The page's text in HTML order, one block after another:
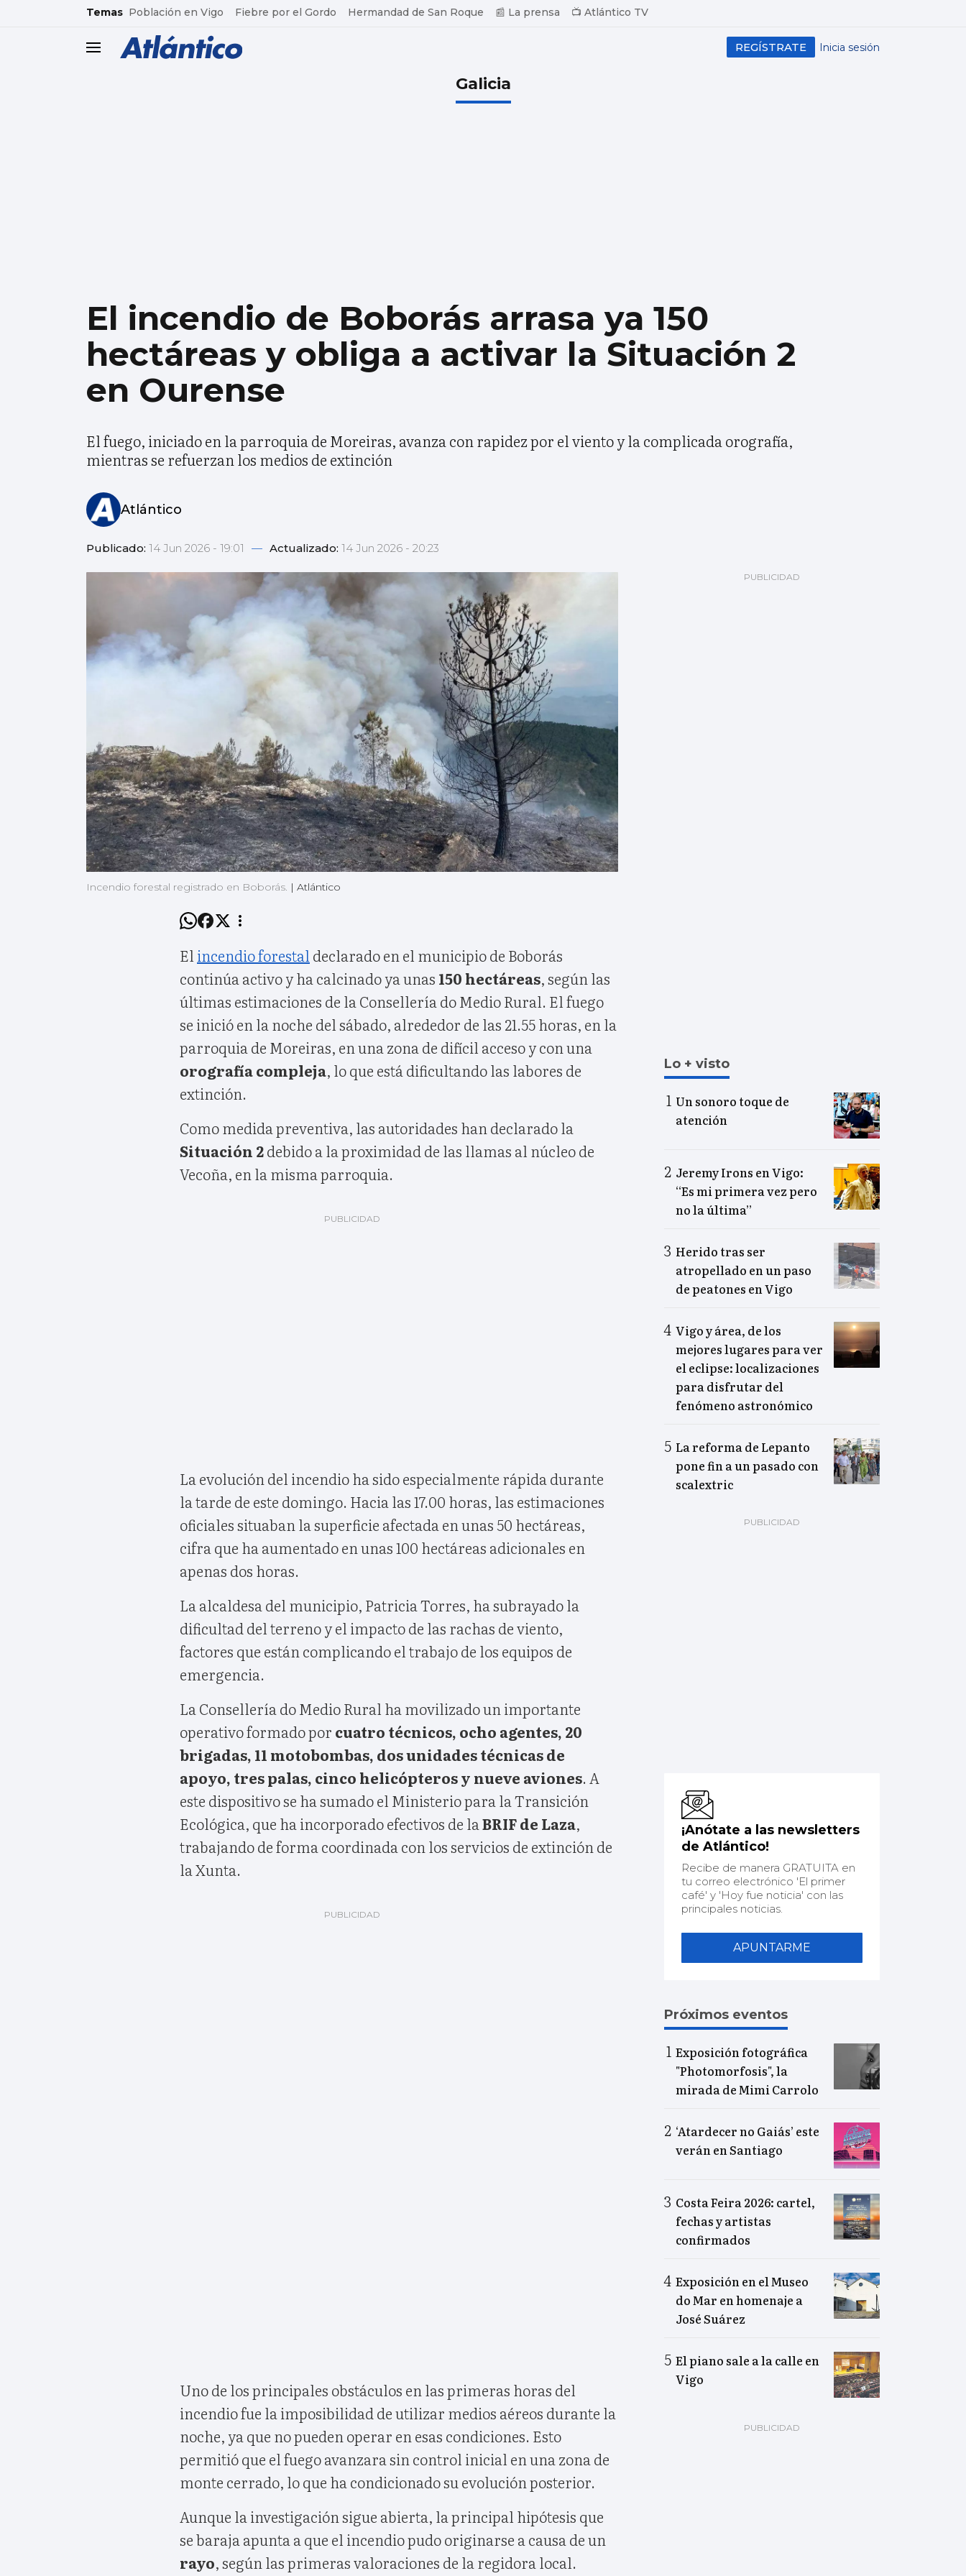
common.go-to-content
Temas Población en Vigo Fiebre por el Gordo Hermandad de San Roque 📰 La prensa 📺 Atlántico TV
header.menu.open Inicia sesión
REGÍSTRATE
Galicia
El incendio de Boborás arrasa ya 150
hectáreas y obliga a activar la Situación 2
en Ourense
El fuego, iniciado en la parroquia de Moreiras, avanza con rapidez por el viento y la complicada orografía,
mientras se refuerzan los medios de extinción
Atlántico
Publicado: 14 Jun 2026 - 19:01 — Actualizado: 14 Jun 2026 - 20:23
Incendio forestal registrado en Boborás. | Atlántico
El incendio forestal declarado en el municipio de Boborás
continúa activo y ha calcinado ya unas 150 hectáreas, según las
últimas estimaciones de la Consellería do Medio Rural. El fuego
se inició en la noche del sábado, alrededor de las 21.55 horas, en la
parroquia de Moreiras, en una zona de difícil acceso y con una
orografía compleja, lo que está dificultando las labores de
extinción.
Como medida preventiva, las autoridades han declarado la
Situación 2debido a la proximidad de las llamas al núcleo de
Vecoña, en la misma parroquia.
La evolución del incendio ha sido especialmente rápida durante
la tarde de este domingo. Hacia las 17.00 horas, las estimaciones
oficiales situaban la superficie afectada en unas 50 hectáreas,
cifra que ha aumentado en unas 100 hectáreas adicionales en
apenas dos horas.
La alcaldesa del municipio, Patricia Torres, ha subrayado la
dificultad del terreno y el impacto de las rachas de viento,
factores que están complicando el trabajo de los equipos de
emergencia.
La Consellería do Medio Rural ha movilizado un importante
operativo formado por cuatro técnicos, ocho agentes, 20
brigadas, 11 motobombas, dos unidades técnicas de
apoyo, tres palas, cinco helicópteros y nueve aviones. A
este dispositivo se ha sumado el Ministerio para la Transición
Ecológica, que ha incorporado efectivos de la BRIF de Laza,
trabajando de forma coordinada con los servicios de extinción de
la Xunta.
Uno de los principales obstáculos en las primeras horas del
incendio fue la imposibilidad de utilizar medios aéreos durante la
noche, ya que no pueden operar en esas condiciones. Esto
permitió que el fuego avanzara sin control inicial en una zona de
monte cerrado, lo que ha condicionado su evolución posterior.
Aunque la investigación sigue abierta, la principal hipótesis que
se baraja apunta a que el incendio pudo originarse a causa de un
rayo, según las primeras valoraciones de la regidora local.
Lo + visto
Un sonoro toque de
atención
Jeremy Irons en Vigo:
“Es mi primera vez pero
no la última”
Herido tras ser
atropellado en un paso
de peatones en Vigo
Vigo y área, de los
mejores lugares para ver
el eclipse: localizaciones
para disfrutar del
fenómeno astronómico
La reforma de Lepanto
pone fin a un pasado con
scalextric
¡Anótate a las newsletters
de Atlántico!
Recibe de manera GRATUITA en
tu correo electrónico 'El primer
café' y 'Hoy fue noticia' con las
principales noticias.
APUNTARME
Próximos eventos
Exposición fotográfica
"Photomorfosis", la
mirada de Mimi Carrolo
‘Atardecer no Gaiás’ este
verán en Santiago
Costa Feira 2026: cartel,
fechas y artistas
confirmados
Exposición en el Museo
do Mar en homenaje a
José Suárez
El piano sale a la calle en
Vigo